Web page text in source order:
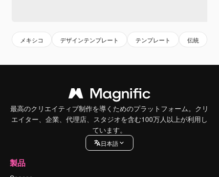
メキシコ デザインテンプレート テンプレート 伝統
最高のクリエイティブ制作を導くためのプラットフォーム。クリ
エイター、企業、代理店、スタジオを含む100万人以上が利用し
ています。
日本語
製品